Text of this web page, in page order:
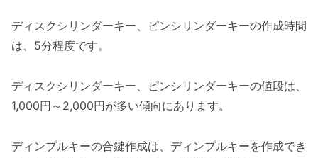
ディスクシリンダーキー、ピンシリンダーキーの作成時間
は、5分程度です。
ディスクシリンダーキー、ピンシリンダーキーの値段は、
1,000円～2,000円が多い傾向にあります。
ディンプルキーの合鍵作成は、ディンプルキーを作成でき